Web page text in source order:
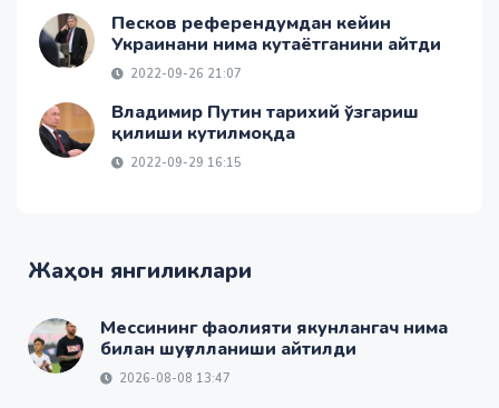
Песков референдумдан кейин
Украинани нима кутаётганини айтди
2022-09-26 21:07
Владимир Путин тарихий ўзгариш
қилиши кутилмоқда
2022-09-29 16:15
Жаҳон янгиликлари
Мессининг фаолияти якунлангач нима
билан шуғулланиши айтилди
2026-08-08 13:47